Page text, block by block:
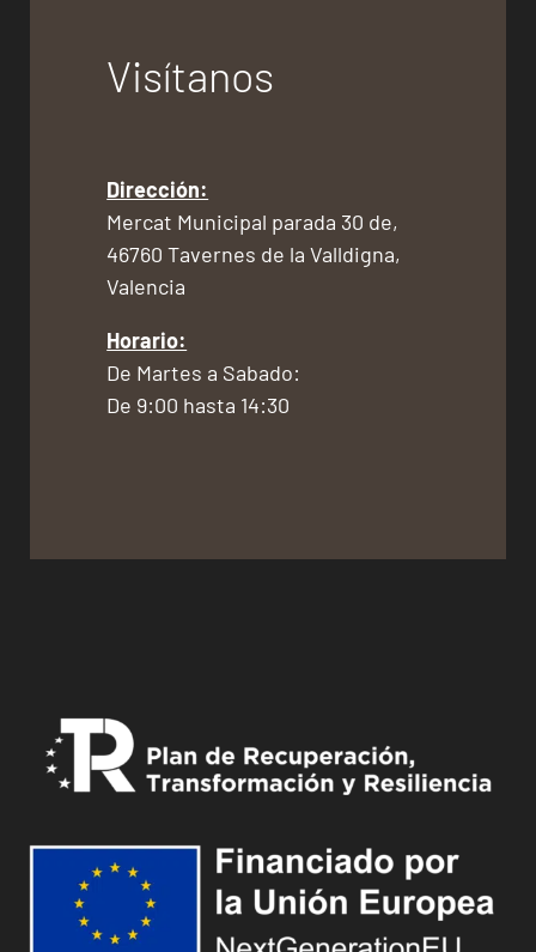
Visítanos
Dirección:
Mercat Municipal parada 30 de,
46760 Tavernes de la Valldigna,
Valencia
Horario:
De Martes a Sabado:
De 9:00 hasta 14:30